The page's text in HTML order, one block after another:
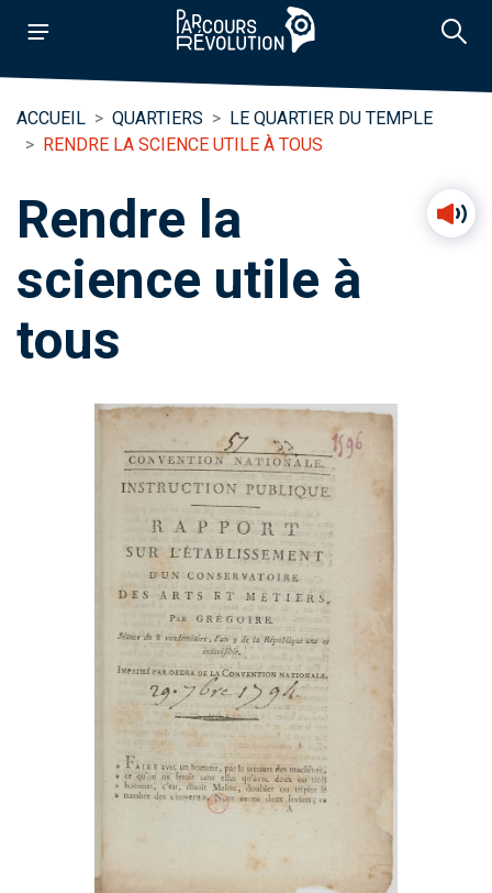
ACCUEIL QUARTIERS
LE QUARTIER DU TEMPLE
RENDRE LA SCIENCE UTILE À TOUS
Rendre la
science utile à
tous
Entrée du conservatoire des